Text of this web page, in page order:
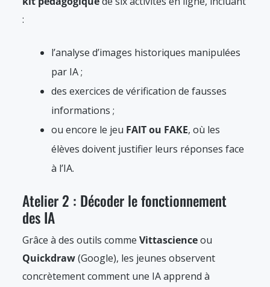
:
l’analyse d’images historiques manipulées
par IA ;
des exercices de vérification de fausses
informations ;
ou encore le jeu FAIT ou FAKE, où les
élèves doivent justifier leurs réponses face
à l’IA.
Atelier 2 : Décoder le fonctionnement
des IA
Grâce à des outils comme Vittascienceou
Quickdraw(Google), les jeunes observent
concrètement comment une IA apprend à